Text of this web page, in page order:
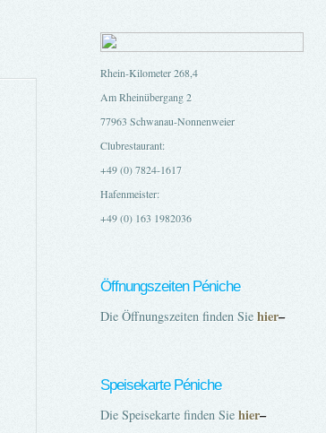
Rhein-Kilometer 268,4
Am Rheinübergang 2
77963 Schwanau-Nonnenweier
Clubrestaurant:
+49 (0) 7824-1617
Hafenmeister:
+49 (0) 163 1982036
Öffnungszeiten Péniche
Die Öffnungszeiten finden Sie hier–
Speisekarte Péniche
Die Speisekarte finden Sie hier–